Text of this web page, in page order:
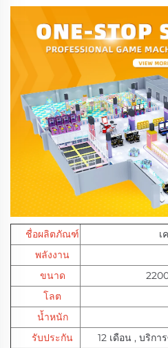
ชื่อผลิตภัณฑ์
เ
พลังงาน
ขนาด
โลต
น้ำหนัก
รับประกัน
12 เดือน , บริกา